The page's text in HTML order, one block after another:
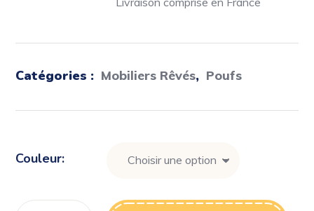
Catégories : Mobiliers Rêvés, Poufs
Couleur